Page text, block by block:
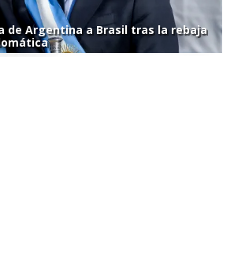
de Argentina a Brasil tras la rebaja